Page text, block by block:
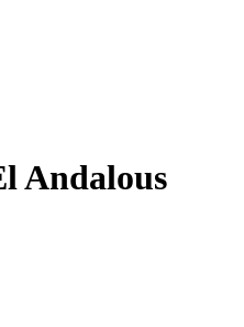
Andalous